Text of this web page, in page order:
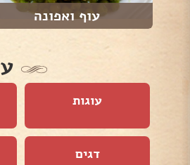
עוף ואפונה
עוגות
דגים